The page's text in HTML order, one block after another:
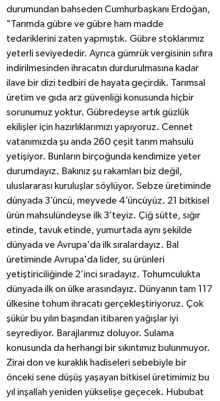
durumundan bahseden Cumhurbaşkanı Erdoğan,
"Tarımda gübre ve gübre ham madde
tedariklerini zaten yapmıştık. Gübre stoklarımız
yeterli seviyededir. Ayrıca gümrük vergisinin sıfıra
indirilmesinden ihracatın durdurulmasına kadar
ilave bir dizi tedbiri de hayata geçirdik. Tarımsal
üretim ve gıda arz güvenliği konusunda hiçbir
sorunumuz yoktur. Gübredeyse artık güzlük
ekilişler için hazırlıklarımızı yapıyoruz. Cennet
vatanımızda şu anda 260 çeşit tarım mahsulü
yetişiyor. Bunların birçoğunda kendimize yeter
durumdayız. Bakınız şu rakamları biz değil,
uluslararası kuruluşlar söylüyor. Sebze üretiminde
dünyada 3’üncü, meyvede 4’üncüyüz. 21 bitkisel
ürün mahsulündeyse ilk 3’teyiz. Çiğ sütte, sığır
etinde, tavuk etinde, yumurtada aynı şekilde
dünyada ve Avrupa'da ilk sıralardayız. Bal
üretiminde Avrupa'da lider, su ürünleri
yetiştiriciliğinde 2’inci sıradayız. Tohumculukta
dünyada ilk on ülke arasındayız. Dünyanın tam 117
ülkesine tohum ihracatı gerçekleştiriyoruz. Çok
şükür bu yılın başından itibaren yağışlar iyi
seyrediyor. Barajlarımız doluyor. Sulama
konusunda da herhangi bir sıkıntımız bulunmuyor.
Zirai don ve kuraklık hadiseleri sebebiyle bir
önceki sene düşüş yaşayan bitkisel üretimimiz bu
yıl inşallah yeniden yükselişe geçecek. Hububat